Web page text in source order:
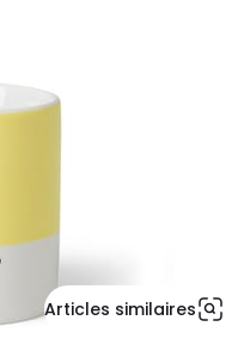
Articles similaires